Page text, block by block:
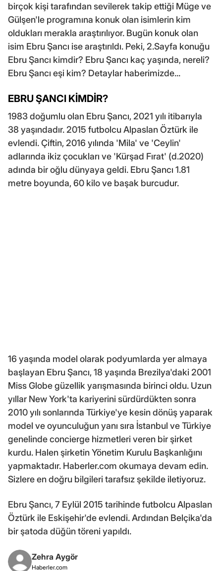
birçok kişi tarafından sevilerek takip ettiği Müge ve
Gülşen'le programına konuk olan isimlerin kim
oldukları merakla araştırılıyor. Bugün konuk olan
isim Ebru Şancı ise araştırıldı. Peki, 2.Sayfa konuğu
Ebru Şancı kimdir? Ebru Şancı kaç yaşında, nereli?
Ebru Şancı eşi kim? Detaylar haberimizde...
EBRU ŞANCI KİMDİR?
1983 doğumlu olan Ebru Şancı, 2021 yılı itibarıyla
38 yaşındadır. 2015 futbolcu Alpaslan Öztürk ile
evlendi. Çiftin, 2016 yılında 'Mila' ve 'Ceylin'
adlarında ikiz çocukları ve 'Kürşad Fırat' (d.2020)
adında bir oğlu dünyaya geldi. Ebru Şancı 1.81
metre boyunda, 60 kilo ve başak burcudur.
16 yaşında model olarak podyumlarda yer almaya
başlayan Ebru Şancı, 18 yaşında Brezilya'daki 2001
Miss Globe güzellik yarışmasında birinci oldu. Uzun
yıllar New York'ta kariyerini sürdürdükten sonra
2010 yılı sonlarında Türkiye'ye kesin dönüş yaparak
model ve oyunculuğun yanı sıra İstanbul ve Türkiye
genelinde concierge hizmetleri veren bir şirket
kurdu. Halen şirketin Yönetim Kurulu Başkanlığını
yapmaktadır. Haberler.com okumaya devam edin.
Sizlere en doğru bilgileri tarafsız şekilde iletiyoruz.
Ebru Şancı, 7 Eylül 2015 tarihinde futbolcu Alpaslan
Öztürk ile Eskişehir'de evlendi. Ardından Belçika'da
bir şatoda düğün töreni yapıldı.
Zehra Aygör
Haberler.com